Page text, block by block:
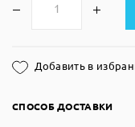
Добавить в
СПОСОБ ДОСТАВКИ